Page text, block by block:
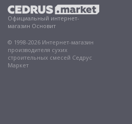
Официальный интернет-
магазин Основит
© 1998-2026 Интернет-магазин
производителя сухих
строительных смесей Седрус
Маркет